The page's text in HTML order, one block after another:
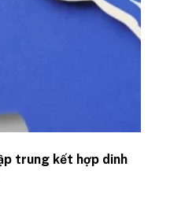
trung kết hợp dinh